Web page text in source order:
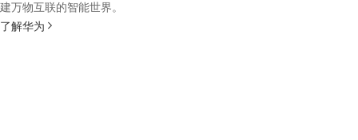
建万物互联的智能世界。
了解华为